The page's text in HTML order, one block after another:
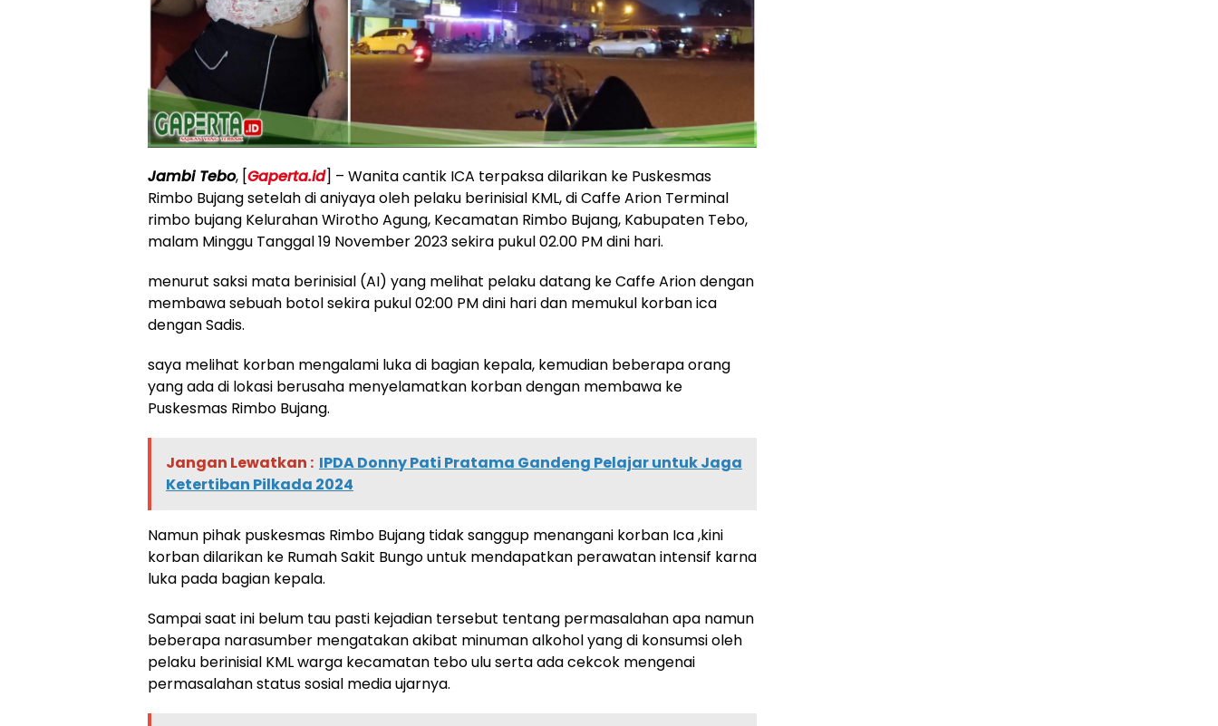
Jambi Tebo, [Gaperta.id] – Wanita cantik ICA terpaksa dilarikan ke Puskesmas
Rimbo Bujang setelah di aniyaya oleh pelaku berinisial KML, di Caffe Arion Terminal
rimbo bujang Kelurahan Wirotho Agung, Kecamatan Rimbo Bujang, Kabupaten Tebo,
malam Minggu Tanggal 19 November 2023 sekira pukul 02.00 PM dini hari.
menurut saksi mata berinisial (AI) yang melihat pelaku datang ke Caffe Arion dengan
membawa sebuah botol sekira pukul 02:00 PM dini hari dan memukul korban ica
dengan Sadis.
saya melihat korban mengalami luka di bagian kepala, kemudian beberapa orang
yang ada di lokasi berusaha menyelamatkan korban dengan membawa ke
Puskesmas Rimbo Bujang.
Jangan Lewatkan : IPDA Donny Pati Pratama Gandeng Pelajar untuk Jaga
Ketertiban Pilkada 2024
Namun pihak puskesmas Rimbo Bujang tidak sanggup menangani korban Ica ,kini
korban dilarikan ke Rumah Sakit Bungo untuk mendapatkan perawatan intensif karna
luka pada bagian kepala.
Sampai saat ini belum tau pasti kejadian tersebut tentang permasalahan apa namun
beberapa narasumber mengatakan akibat minuman alkohol yang di konsumsi oleh
pelaku berinisial KML warga kecamatan tebo ulu serta ada cekcok mengenai
permasalahan status sosial media ujarnya.